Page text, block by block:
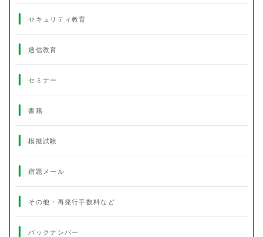
セキュリティ教育
通信教育
セミナー
書籍
模擬試験
宿題メール
その他・再発行手数料など
バックナンバー